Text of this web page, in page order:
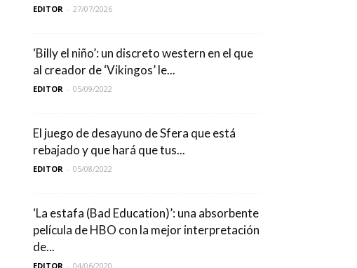
EDITOR - 27/07/2026
‘Billy el niño’: un discreto western en el que
al creador de ‘Vikingos’ le...
EDITOR - 05/09/2022
El juego de desayuno de Sfera que está
rebajado y que hará que tus...
EDITOR - 05/08/2022
‘La estafa (Bad Education)’: una absorbente
película de HBO con la mejor interpretación
de...
EDITOR - 04/06/2020